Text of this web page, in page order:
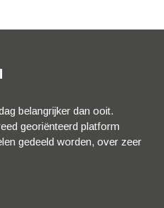
belangrijker dan ooit.
georiënteerd platform
gedeeld worden, over zeer